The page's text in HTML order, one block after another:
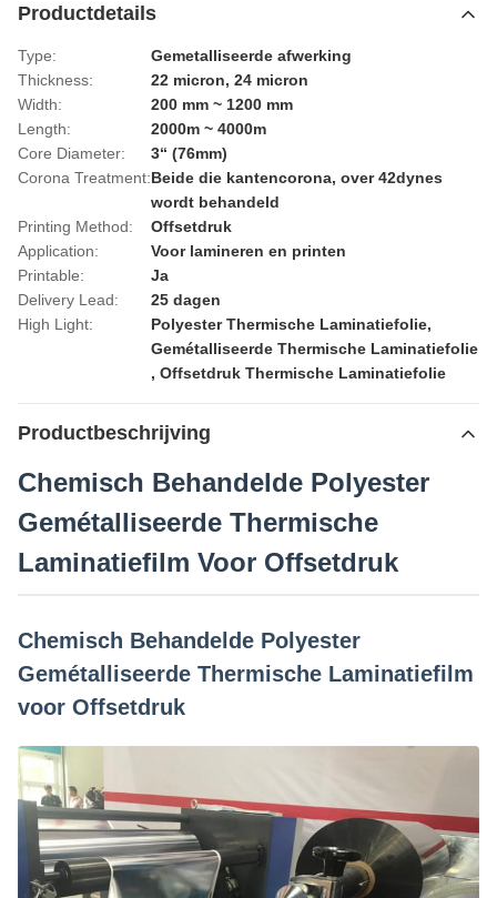
Productdetails
Type:
Gemetalliseerde afwerking
Thickness:
22 micron, 24 micron
Width:
200 mm ~ 1200 mm
Length:
2000m ~ 4000m
Core Diameter:
3“ (76mm)
Corona Treatment:Beide die kantencorona, over 42dynes
wordt behandeld
Printing Method:
Offsetdruk
Application:
Voor lamineren en printen
Printable:
Ja
Delivery Lead:
25 dagen
High Light:
Polyester Thermische Laminatiefolie,
Gemétalliseerde Thermische Laminatiefolie
, Offsetdruk Thermische Laminatiefolie
Productbeschrijving
Chemisch Behandelde Polyester
Gemétalliseerde Thermische
Laminatiefilm Voor Offsetdruk
Chemisch Behandelde Polyester
Gemétalliseerde Thermische Laminatiefilm
voor Offsetdruk